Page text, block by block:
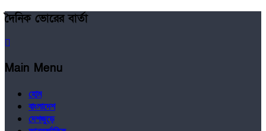
দৈনিক ভোরের বার্তা
Main Menu
হোম
বাংলাদেশ
দেশজুড়ে